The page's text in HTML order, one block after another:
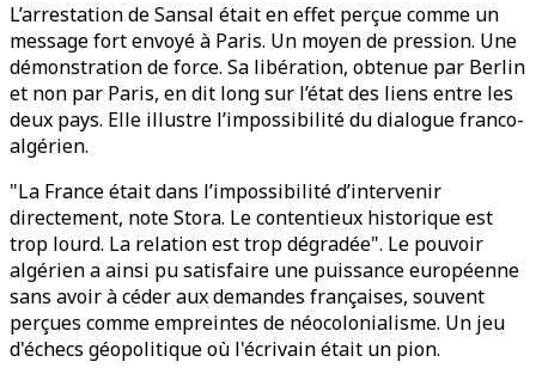
L’arrestation de Sansal était en effet perçue comme un
message fort envoyé à Paris. Un moyen de pression. Une
démonstration de force. Sa libération, obtenue par Berlin
et non par Paris, en dit long sur l’état des liens entre les
deux pays. Elle illustre l’impossibilité du dialogue franco-
algérien.
"La France était dans l’impossibilité d’intervenir
directement, note Stora. Le contentieux historique est
trop lourd. La relation est trop dégradée". Le pouvoir
algérien a ainsi pu satisfaire une puissance européenne
sans avoir à céder aux demandes françaises, souvent
perçues comme empreintes de néocolonialisme. Un jeu
d'échecs géopolitique où l'écrivain était un pion.